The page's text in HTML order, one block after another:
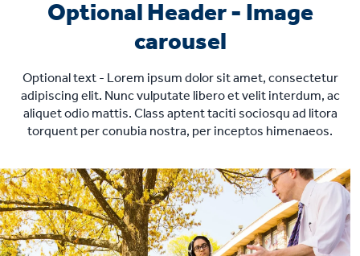
Optional Header - Image
carousel
Optional text - Lorem ipsum dolor sit amet, consectetur
adipiscing elit. Nunc vulputate libero et velit interdum, ac
aliquet odio mattis. Class aptent taciti sociosqu ad litora
torquent per conubia nostra, per inceptos himenaeos.